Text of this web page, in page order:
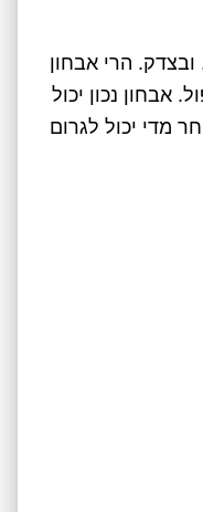
הרי אבחון
אבחון נכון יכול
מדי יכול לגרום